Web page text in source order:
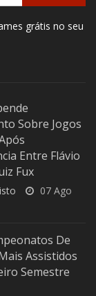
grátis no seu
Sobre Jogos
Entre Flávio
Fux
07 Ago
De
Assistidos
Semestre